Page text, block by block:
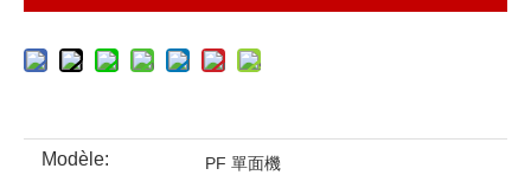
Modèle: PF 單面機